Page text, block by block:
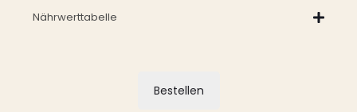
Nährwerttabelle
Bestellen